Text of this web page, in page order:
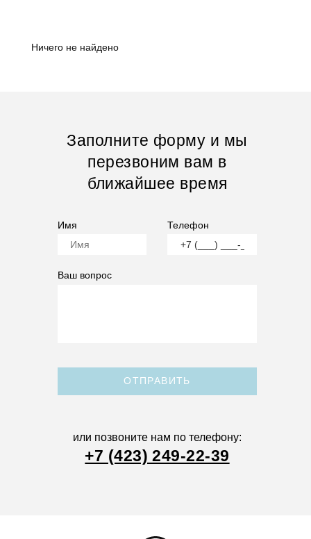
Ничего не найдено
Заполните форму и мы
перезвоним вам в
ближайшее время
Имя Телефон
Ваш вопрос
ОТПРАВИТЬ
или позвоните нам по телефону:
+7 (423) 249-22-39